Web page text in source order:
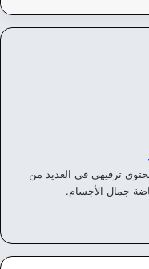
ترفيهي في العديد من
جمال الأجسام.